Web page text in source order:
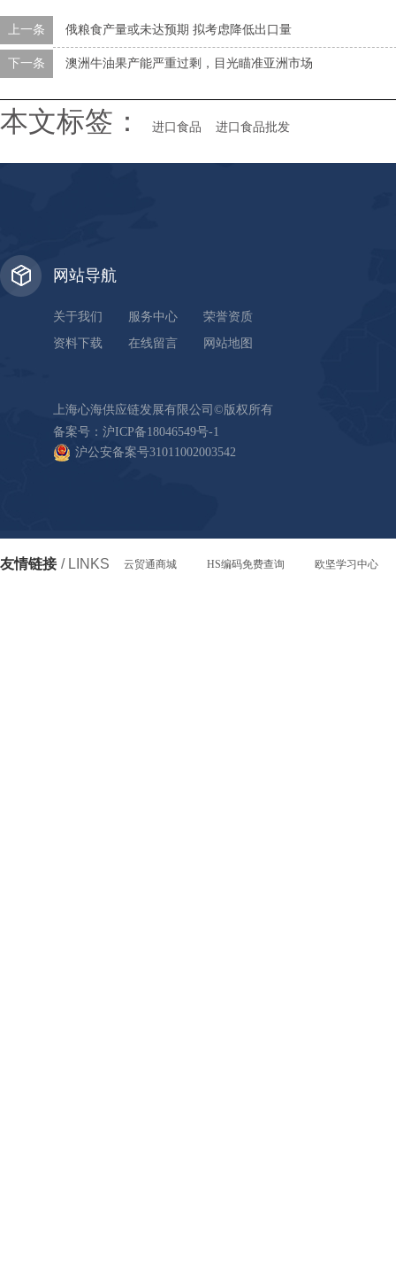
上一条 俄粮食产量或未达预期 拟考虑降低出口量
下一条 澳洲牛油果产能严重过剩，目光瞄准亚洲市场
本文标签： 进口食品 进口食品批发
网站导航
关于我们 服务中心
荣誉资质
资料下载
在线留言 网站地图
上海心海供应链发展有限公司©版权所有
备案号： 沪ICP备18046549号-1
沪公安备案号31011002003542
友情链接 / LINKS 云贸通商城 HS编码免费查询 欧坚学习中心